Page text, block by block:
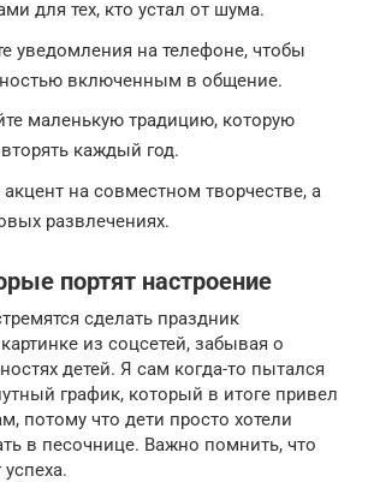
для тех, кто устал от шума.
уведомления на телефоне, чтобы
включенным в общение.
маленькую традицию, которую
каждый год.
на совместном творчестве, а
развлечениях.
портят настроение
сделать праздник
из соцсетей, забывая о
детей. Я сам когда-то пытался
график, который в итоге привел
потому что дети просто хотели
в песочнице. Важно помнить, что